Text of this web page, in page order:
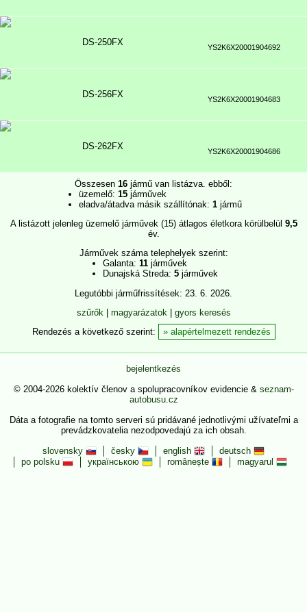
DS-250FX YS2K6X20001904692
DS-256FX YS2K6X20001904683
DS-262FX YS2K6X20001904686
Összesen 16 jármű van listázva. ebből:
üzemelő: 15 járművek
eladva/átadva másik szállítónak: 1 jármű
A listázott jelenleg üzemelő járművek (15) átlagos életkora körülbelül 9,5
év.
Járművek száma telephelyek szerint:
Galanta: 11 járművek
Dunajská Streda: 5 járművek
Legutóbbi járműfrissítések: 23. 6. 2026.
szűrők| magyarázatok| gyors keresés
Rendezés a következő szerint:
alapértelmezett rendezés
bejelentkezés
© 2004-2026 kolektív členov a spolupracovníkov evidencie & seznam-
autobusu.cz
Dáta a fotografie na tomto serveri sú pridávané jednotlivými užívateľmi a
prevádzkovatelia nezodpovedajú za ich obsah.
slovensky
česky english
deutsch
po polsku
українською românește magyarul